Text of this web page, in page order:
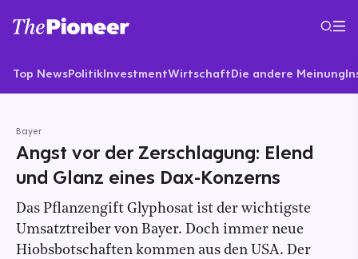
Top NewsPolitikInvestmentWirtschaftDie andere Meinung
Bayer
Angst vor der Zerschlagung: Elend
und Glanz eines Dax-Konzerns
Das Pflanzengift Glyphosat ist der wichtigste
Umsatztreiber von Bayer. Doch immer neue
Hiobsbotschaften kommen aus den USA. Der